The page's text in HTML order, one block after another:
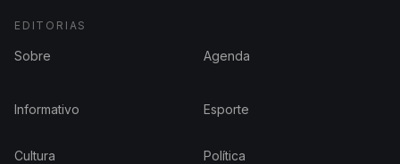
EDITORIAS
Sobre Agenda
Informativo Esporte
Cultura Política